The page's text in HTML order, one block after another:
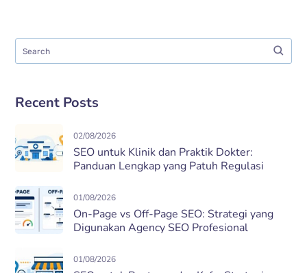
Recent Posts
02/08/2026
SEO untuk Klinik dan Praktik Dokter:
Panduan Lengkap yang Patuh Regulasi
01/08/2026
On-Page vs Off-Page SEO: Strategi yang
Digunakan Agency SEO Profesional
01/08/2026